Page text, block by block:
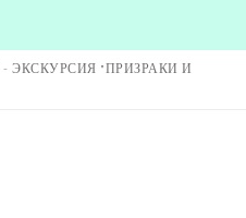
-ЭКСКУРСИЯ "ПРИЗРАКИ И